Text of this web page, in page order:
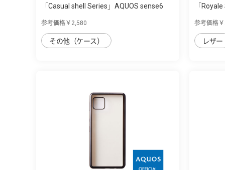
「Casual shell Series」AQUOS sense6
参考価格￥2,580
その他（ケース）
「
参考価格
レザー